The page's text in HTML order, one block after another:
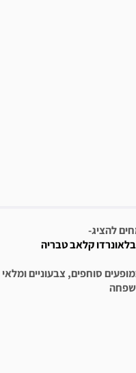
להציג-
סוחפים, צבעוניים ומלאי